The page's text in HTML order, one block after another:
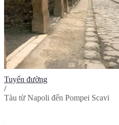
Tuyến đường
/
Tàu từ Napoli đến Pompei Scavi